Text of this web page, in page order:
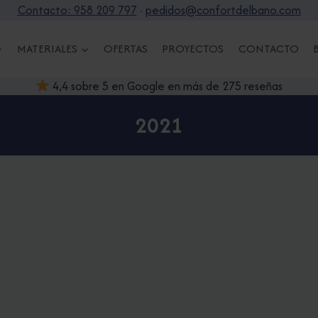
Contacto: 958 209 797 · pedidos@confortdelbano.com
MATERIALES OFERTAS PROYECTOS CONTACTO
4,4 sobre 5 en Google en más de 275 reseñas
2021